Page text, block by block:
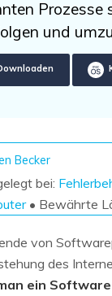
Daten vom
Kostenlos
gel?schte Daten
Kostenlos
Prozesse
und
Becker
bei:
• Bewährte
von
des
ein